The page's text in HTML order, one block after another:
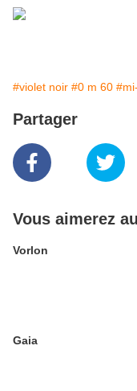
#violet noir #0 m 60
Partager
Vous aimerez
Vorlon
Gaia